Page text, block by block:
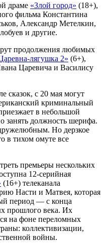
драме «Злой город» (18+),
фильма Константина
Александр Метелкин,
и другие.
продолжения любимых
лягушка 2» (6+),
Царевича и Василису
сказок, с 20 мая могут
криминальный
в небольшой
занять должность шерифа.
Но дерзкое
в тихом омуте все
премьеры нескольких
12-серийная
(16+) телеканала
Насти и Матвея, которая
период — с конца
прошлого века. Их
на фоне переломных
коллективизации,
войны.